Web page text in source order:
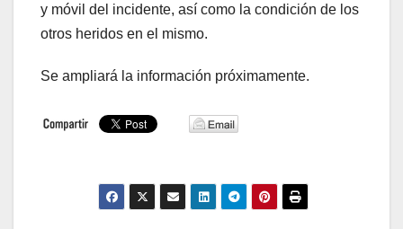
y móvil del incidente, así como la condición de los
otros heridos en el mismo.
Se ampliará la información próximamente.